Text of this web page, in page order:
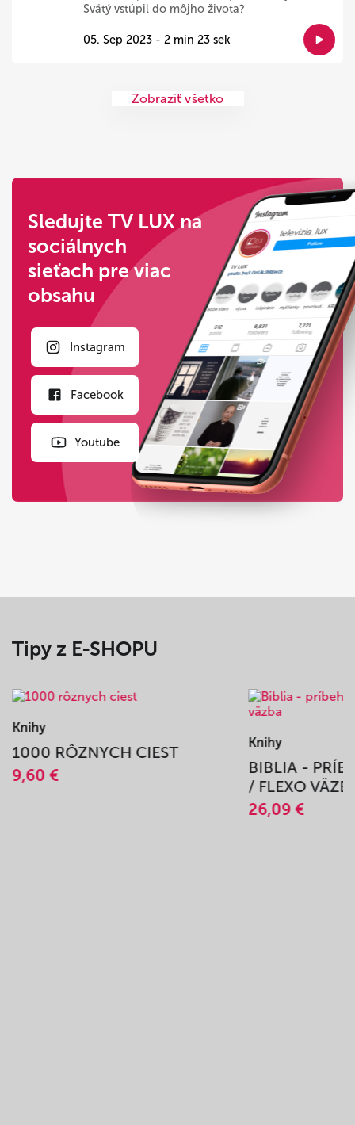
Svätý vstúpil do môjho života?
05. Sep 2023 - 2 min 23 sek
Zobraziť všetko
Sledujte TV LUX na
sociálnych
sieťach pre viac
obsahu
Instagram
Facebook
Youtube
Tipy z E-SHOPU
Knihy
1000 RÔZNYCH CIEST
9,60 €
Knihy
BIBLIA -
/ FLEXO
26,09 €